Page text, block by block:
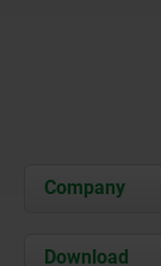
Company
About us
Download